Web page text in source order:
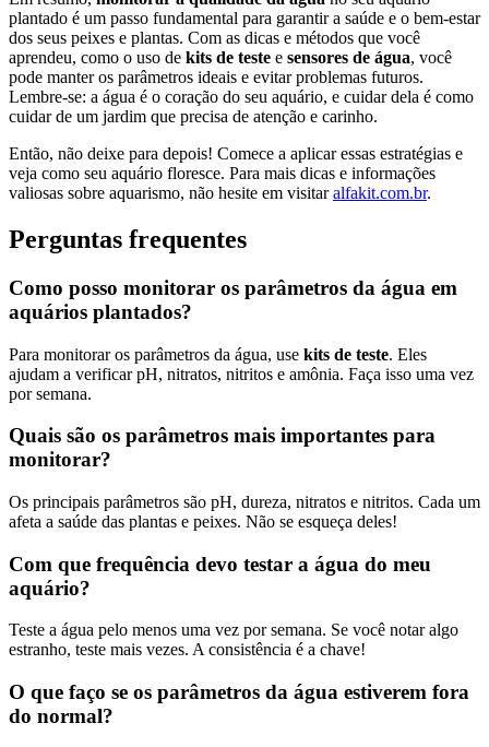
plantado é um passo fundamental para garantir a saúde e o bem-estar
dos seus peixes e plantas. Com as dicas e métodos que você
aprendeu, como o uso de kits de teste e sensores de água, você
pode manter os parâmetros ideais e evitar problemas futuros.
Lembre-se: a água é o coração do seu aquário, e cuidar dela é como
cuidar de um jardim que precisa de atenção e carinho.
Então, não deixe para depois! Comece a aplicar essas estratégias e
veja como seu aquário floresce. Para mais dicas e informações
valiosas sobre aquarismo, não hesite em visitaralfakit.com.br.
Perguntas frequentes
Como posso monitorar os parâmetros da água em
aquários plantados?
Para monitorar os parâmetros da água, use kits de teste. Eles
ajudam a verificar pH, nitratos, nitritos e amônia. Faça isso uma vez
por semana.
Quais são os parâmetros mais importantes para
monitorar?
Os principais parâmetros são pH, dureza, nitratos e nitritos. Cada um
afeta a saúde das plantas e peixes. Não se esqueça deles!
Com que frequência devo testar a água do meu
aquário?
Teste a água pelo menos uma vez por semana. Se você notar algo
estranho, teste mais vezes. A consistência é a chave!
O que faço se os parâmetros da água estiverem fora
do normal?